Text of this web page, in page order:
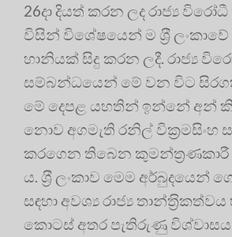
26දා දියත් කරන ලද රාජ්‍ය
විසින් විශේෂයෙන් ම ශ‍්‍රී
හානියක් සිදු කරන ලදී. රාජ්‍ය
සම්බන්ධයෙන් මේ වන විට
මේ දෙපළ යහතින් ඉන්නේ අන්
නොව අගමැති රනිල් වික‍්‍රමසිංහ
කරගෙන තිබෙන කුමන්ත‍්‍රණකාරී
ය. ශ‍්‍රී ලංකාව මෙම අර්බුදයෙන්
සඳහා අවශ්‍ය රාජ්‍ය
කොටස් අතර පැතිරුණු